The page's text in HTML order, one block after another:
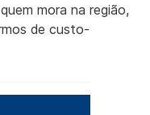
mora na região,
de custo-